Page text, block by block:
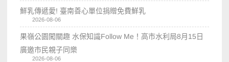
鮮乳傳遞愛! 臺南善心單位捐贈免費鮮乳
2026-08-06
果嶺公園闖關趣 水保知識Follow Me！高市水利局8月15日
廣邀市民親子同樂
2026-08-06